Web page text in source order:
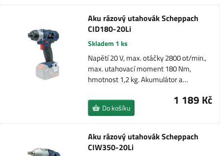
Aku rázový utahovák Scheppach
CID180-20Li
Skladem 1 ks
Napětí 20 V, max. otáčky 2800 ot/min.,
max. utahovací moment 180 Nm,
hmotnost 1,2 kg. Akumulátor a…
1 189 Kč
Do košíku
Aku rázový utahovák Scheppach
CIW350-20Li